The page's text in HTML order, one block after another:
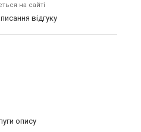
на сайті
відгуку
опису